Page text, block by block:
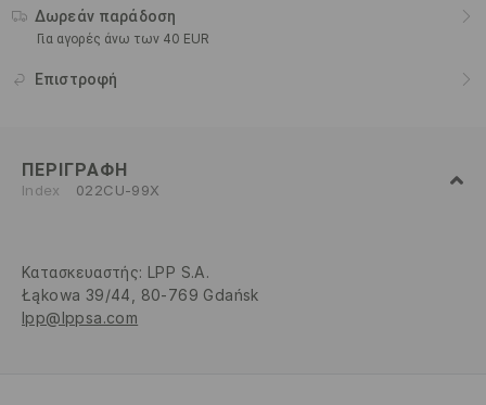
Δωρεάν παράδοση
Για αγορές άνω των 40 EUR
Επιστροφή
ΠΕΡΙΓΡΑΦΉ
Index 022CU-99X
Κατασκευαστής: LPP S.A.
Łąkowa 39/44, 80-769 Gdańsk
lpp@lppsa.com